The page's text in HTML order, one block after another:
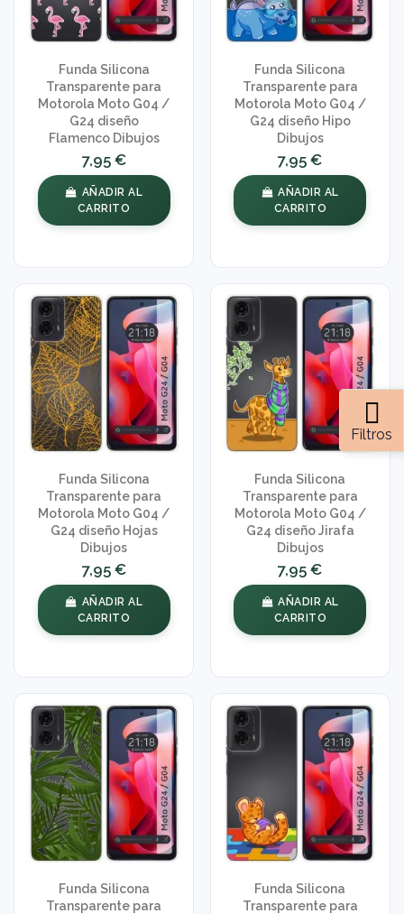
Filtros
Funda Silicona
Transparente para
Motorola Moto G04 /
G24 diseño
Flamenco Dibujos
7,95 €
AÑADIR AL
CARRITO
Funda Silicona
Transparente para
Motorola Moto G04 /
G24 diseño Hipo
Dibujos
7,95 €
AÑADIR AL
CARRITO
Funda Silicona
Transparente para
Motorola Moto G04 /
G24 diseño Hojas
Dibujos
7,95 €
AÑADIR AL
CARRITO
Funda Silicona
Transparente para
Motorola Moto G04 /
G24 diseño Jirafa
Dibujos
7,95 €
AÑADIR AL
CARRITO
Funda Silicona
Transparente para
Funda Silicona
Transparente para